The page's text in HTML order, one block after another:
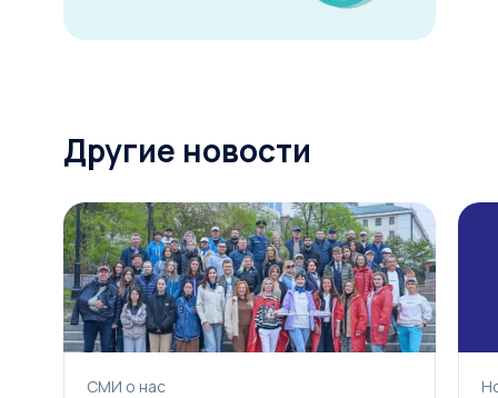
Другие новости
СМИ о нас